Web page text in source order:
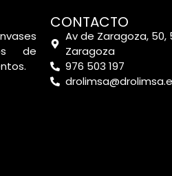
de
CONTACTO
Av de Zaragoza,
Zaragoza
976 503 197